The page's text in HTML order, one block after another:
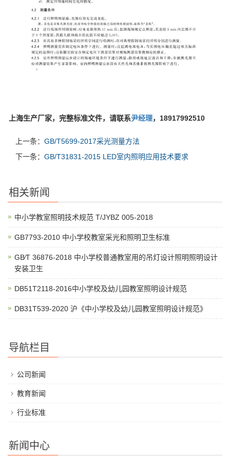
上海生产厂家，完整标准文件，请联系尹经理，18917992510
上一条： GB/T5699-2017采光测量方法
下一条： GB/T31831-2015 LED室内照明应用技术要求
相关新闻
中小学教室照明技术规范 T/JYBZ 005-2018
GB7793-2010 中小学校教室采光和照明卫生标准
GB∕T 36876-2018 中小学校普通教室用的吊灯设计照明照明设计
安装卫生
DB51T2118-2016中小学校及幼儿园教室照明设计规范
DB31T539-2020 沪《中小学校及幼儿园教室照明设计规范》
导航栏目
公司新闻
教育新闻
行业标准
新闻中心